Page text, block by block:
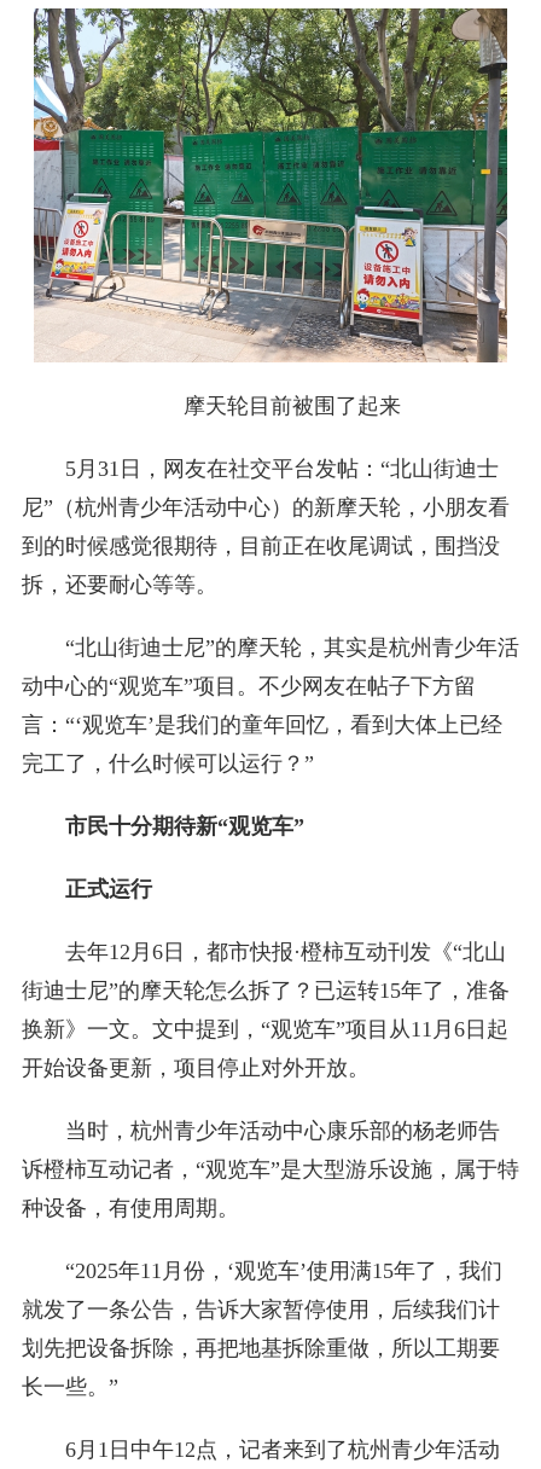
摩天轮目前被围了起来
5月31日，网友在社交平台发帖：“北山街迪士
尼”（杭州青少年活动中心）的新摩天轮，小朋友看
到的时候感觉很期待，目前正在收尾调试，围挡没
拆，还要耐心等等。
“北山街迪士尼”的摩天轮，其实是杭州青少年活
动中心的“观览车”项目。不少网友在帖子下方留
言：“‘观览车’是我们的童年回忆，看到大体上已经
完工了，什么时候可以运行？”
市民十分期待新“观览车”
正式运行
去年12月6日，都市快报·橙柿互动刊发《“北山
街迪士尼”的摩天轮怎么拆了？已运转15年了，准备
换新》一文。文中提到，“观览车”项目从11月6日起
开始设备更新，项目停止对外开放。
当时，杭州青少年活动中心康乐部的杨老师告
诉橙柿互动记者，“观览车”是大型游乐设施，属于特
种设备，有使用周期。
“2025年11月份，‘观览车’使用满15年了，我们
就发了一条公告，告诉大家暂停使用，后续我们计
划先把设备拆除，再把地基拆除重做，所以工期要
长一些。”
6月1日中午12点，记者来到了杭州青少年活动